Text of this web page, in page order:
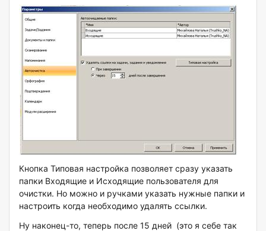
Кнопка Типовая настройка позволяет сразу указать
папки Входящие и Исходящие пользователя для
очистки. Но можно и ручками указать нужные папки и
настроить когда необходимо удалять ссылки.
Ну наконец-то, теперь после 15 дней (это я себе так